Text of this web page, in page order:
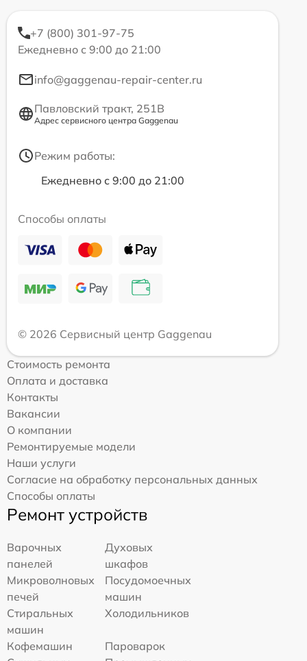
+7 (800) 301-97-75
Ежедневно с 9:00 до 21:00
info@gaggenau-repair-center.ru
Павловский тракт, 251В
Адрес сервисного центра Gaggenau
Режим работы:
Ежедневно с 9:00 до 21:00
Способы оплаты
© 2026 Сервисный центр Gaggenau
Стоимость ремонта
Оплата и доставка
Контакты
Вакансии
О компании
Ремонтируемые модели
Наши услуги
Согласие на обработку персональных данных
Способы оплаты
Ремонт устройств
Варочных
панелей
Духовых
шкафов
Микроволновых
печей
Посудомоечных
машин
Стиральных
машин
Холодильников
Кофемашин
Пароварок